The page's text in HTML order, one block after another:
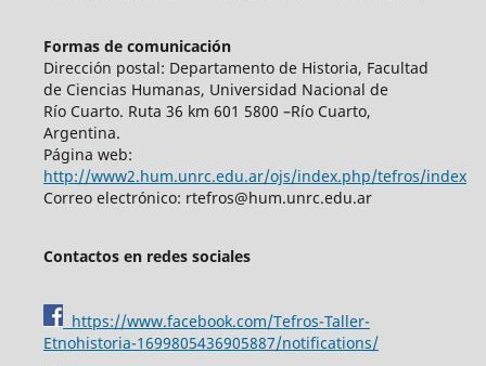
Formas de comunicación
Dirección postal: Departamento de Historia, Facultad
de Ciencias Humanas, Universidad Nacional de
Río Cuarto. Ruta 36 km 601 5800 –Río Cuarto,
Argentina.
Página web:
http://www2.hum.unrc.edu.ar/ojs/index.php/tefros/index
Correo electrónico: rtefros@hum.unrc.edu.ar
Contactos en redes sociales
https://www.facebook.com/Tefros-Taller-
Etnohistoria-1699805436905887/notifications/